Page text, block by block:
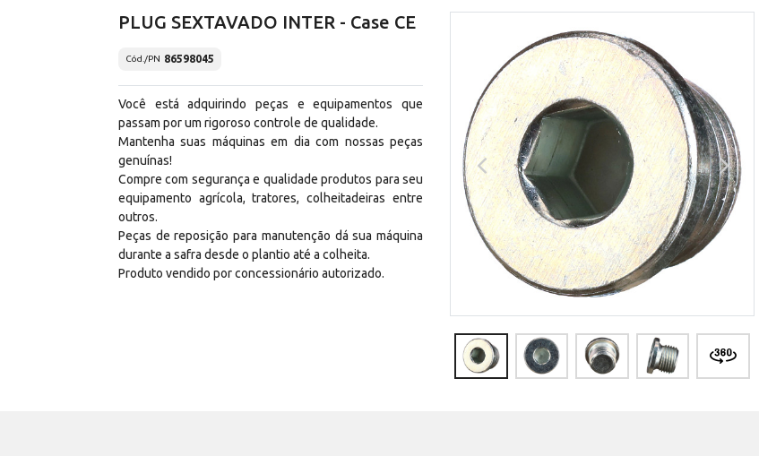
PLUG SEXTAVADO INTER - Case CE
Cód./PN 86598045
Você está adquirindo peças e equipamentos que
passam por um rigoroso controle de qualidade.
Mantenha suas máquinas em dia com nossas peças
genuínas!
Compre com segurança e qualidade produtos para seu
equipamento agrícola, tratores, colheitadeiras entre
outros.
Peças de reposição para manutenção dá sua máquina
durante a safra desde o plantio até a colheita.
Produto vendido por concessionário autorizado.